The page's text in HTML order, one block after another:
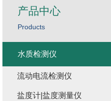
产品中心
Products
水质检测仪
流动电流检测仪
盐度计|盐度测量仪